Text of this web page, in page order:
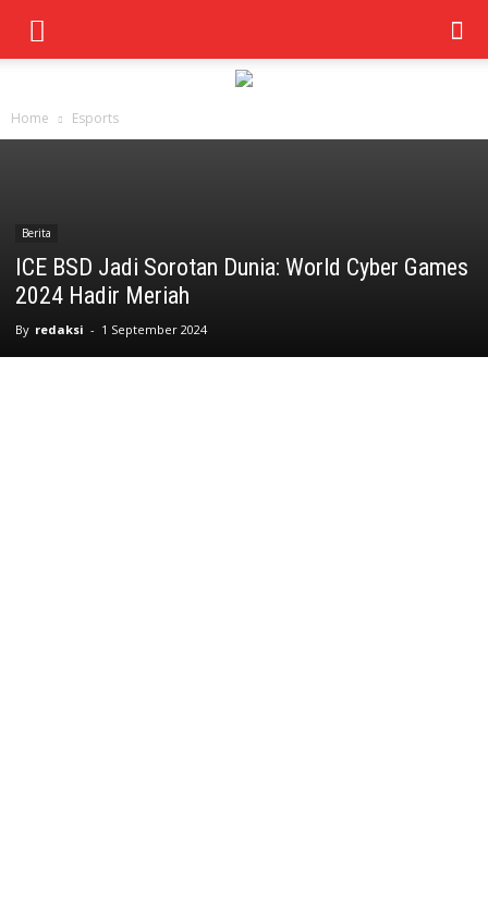
Home Esports
Berita
ICE BSD Jadi Sorotan Dunia: World Cyber Games
2024 Hadir Meriah
By redaksi - 1 September 2024